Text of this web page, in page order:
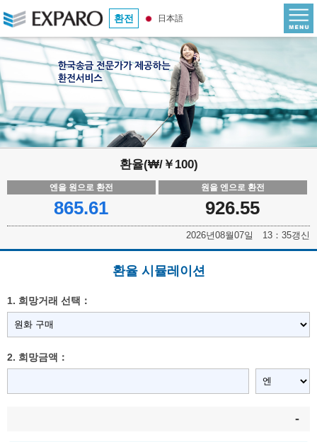
환전 日本語
환율(₩/￥100)
엔을 원으로 환전
865.61
원을 엔으로 환전
926.55
2026년08월07일 13：35갱신
환율 시뮬레이션
1. 희망거래 선택：
2. 희망금액：
-